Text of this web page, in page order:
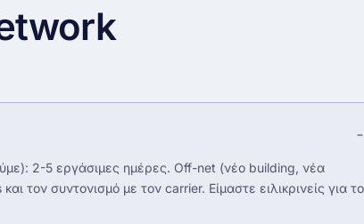
2-5 εργάσιμες ημέρες. Off-net (νέο building, νέα
τον συντονισμό με τον carrier. Είμαστε ειλικρινείς για το